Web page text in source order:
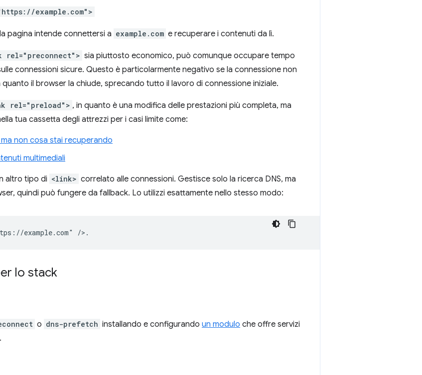
example.com">
pagina intende connettersi a example.com e recuperare i contenuti da lì.
rel="preconnect"> sia piuttosto economico, può comunque occupare tempo
connessioni sicure. Questo è particolarmente negativo se la connessione non
il browser la chiude, sprecando tutto il lavoro di connessione iniziale.
rel="preload"> , in quanto è una modifica delle prestazioni più completa, ma
tua cassetta degli attrezzi per i casi limite come:
non cosa stai recuperando
multimediali
altro tipo di <link> correlato alle connessioni. Gestisce solo la ricerca DNS, ma
quindi può fungere da fallback. Lo utilizzi esattamente nello stesso modo:
lo stack
o dns-prefetch installando e configurando un modulo che offre servizi